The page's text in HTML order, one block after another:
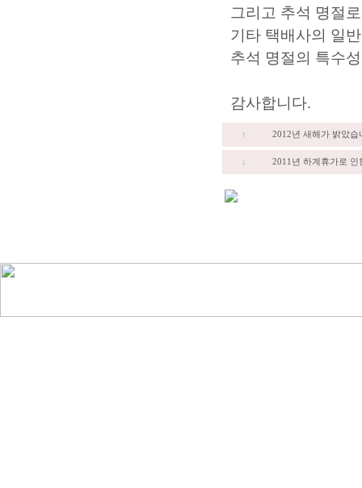
그리고 추석 명절
기타 택배사의 일
추석 명절의 특수
감사합니다.
↑ 2012년 새해가 밝았습
↓ 2011년 하계휴가로